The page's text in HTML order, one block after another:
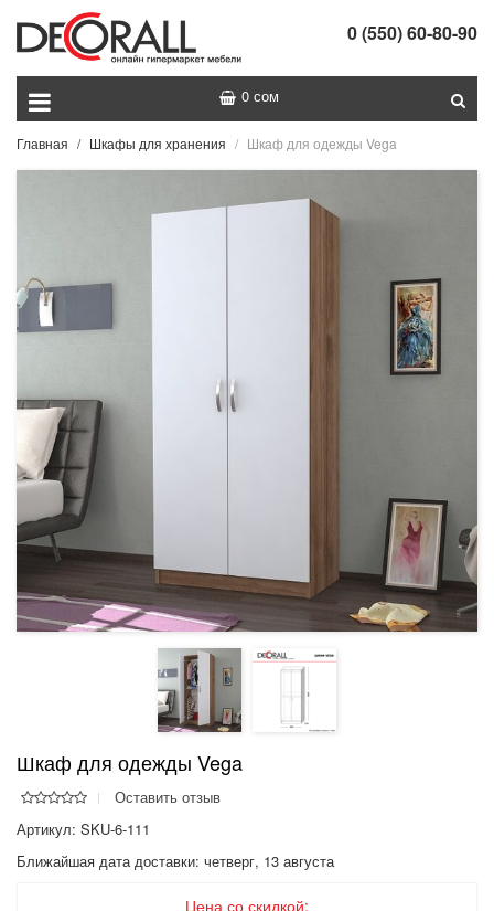
0 (550) 60-80-90
0 сом
Главная Шкафы для хранения Шкаф для одежды Vega
Шкаф для одежды Vega
Оставить отзыв
Артикул: SKU-6-111
Ближайшая дата доставки: четверг, 13 августа
Цена со скидкой: